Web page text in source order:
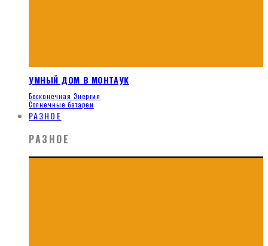
УМНЫЙ ДОМ В МОНТАУК
Бесконечная Энергия
Солнечные батареи
РАЗНОЕ
РАЗНОЕ